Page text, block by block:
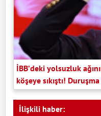
İBB’deki yolsuzluk
köşeye sıkıştı!
İlişkili haber: